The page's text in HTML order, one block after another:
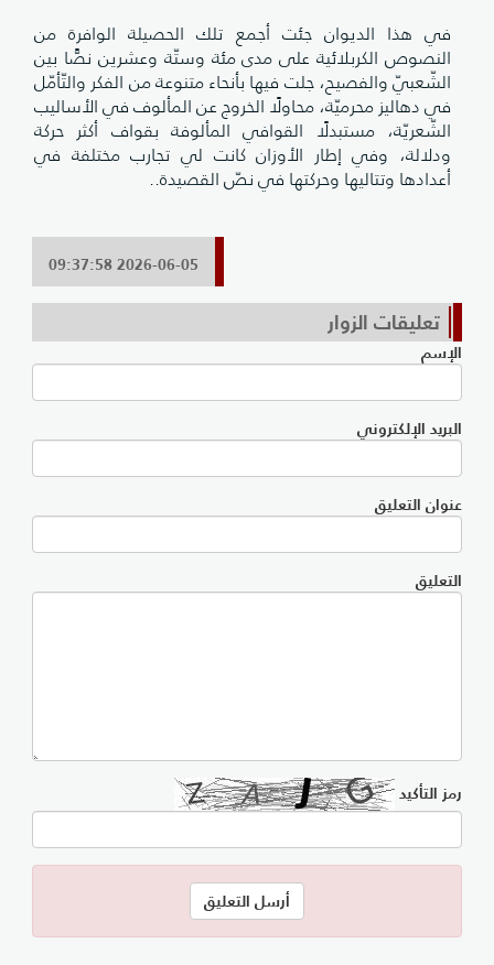
في هذا الديوان جئت أجمع تلك الحصيلة الوافرة من
النصوص الكربلائية على مدى مئة وستّة وعشرين نصًّا بين
الشّعبيّ والفصيح، جلت فيها بأنحاء متنوعة من الفكر والتّأمّل
في دهاليز محرميّة، محاولًا الخروج عن المألوف في الأساليب
الشّعريّة، مستبدلًا القوافي المألوفة بقواف أكثر حركة
ودلالة، وفي إطار الأوزان كانت لي تجارب مختلفة في
أعدادها وتتاليها وحركتها في نصّ القصيدة..
2026-06-05 09:37:58
تعليقات الزوار
الإسم
البريد الإلكتروني
عنوان التعليق
التعليق
رمز التأكيد